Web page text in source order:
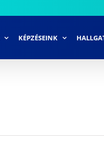
KÉPZÉSEINK